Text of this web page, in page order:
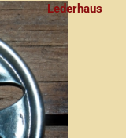
Lederhaus